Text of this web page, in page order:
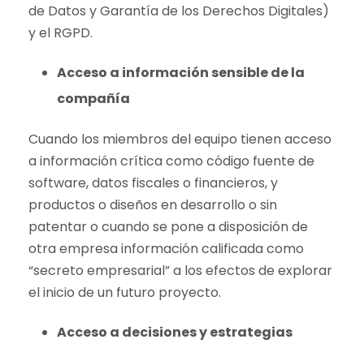
de Datos y Garantía de los Derechos Digitales)
y el RGPD.
Acceso a información sensible de la
compañía
Cuando los miembros del equipo tienen acceso
a información crítica como código fuente de
software, datos fiscales o financieros, y
productos o diseños en desarrollo o sin
patentar o cuando se pone a disposición de
otra empresa información calificada como
“secreto empresarial” a los efectos de explorar
el inicio de un futuro proyecto.
Acceso a decisiones y estrategias